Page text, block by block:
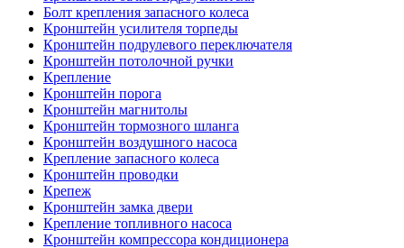
Болт крепления запасного колеса
Кронштейн усилителя торпеды
Кронштейн подрулевого переключателя
Кронштейн потолочной ручки
Крепление
Кронштейн порога
Кронштейн магнитолы
Кронштейн тормозного шланга
Кронштейн воздушного насоса
Крепление запасного колеса
Кронштейн проводки
Крепеж
Кронштейн замка двери
Крепление топливного насоса
Кронштейн компрессора кондиционера